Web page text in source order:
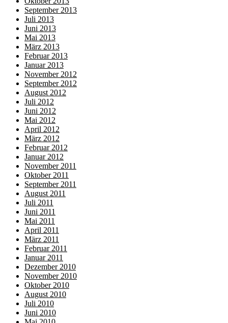
September 2013
Juli 2013
Juni 2013
Mai 2013
März 2013
Februar 2013
Januar 2013
November 2012
September 2012
August 2012
Juli 2012
Juni 2012
Mai 2012
April 2012
März 2012
Februar 2012
Januar 2012
November 2011
Oktober 2011
September 2011
August 2011
Juli 2011
Juni 2011
Mai 2011
April 2011
März 2011
Februar 2011
Januar 2011
Dezember 2010
November 2010
Oktober 2010
August 2010
Juli 2010
Juni 2010